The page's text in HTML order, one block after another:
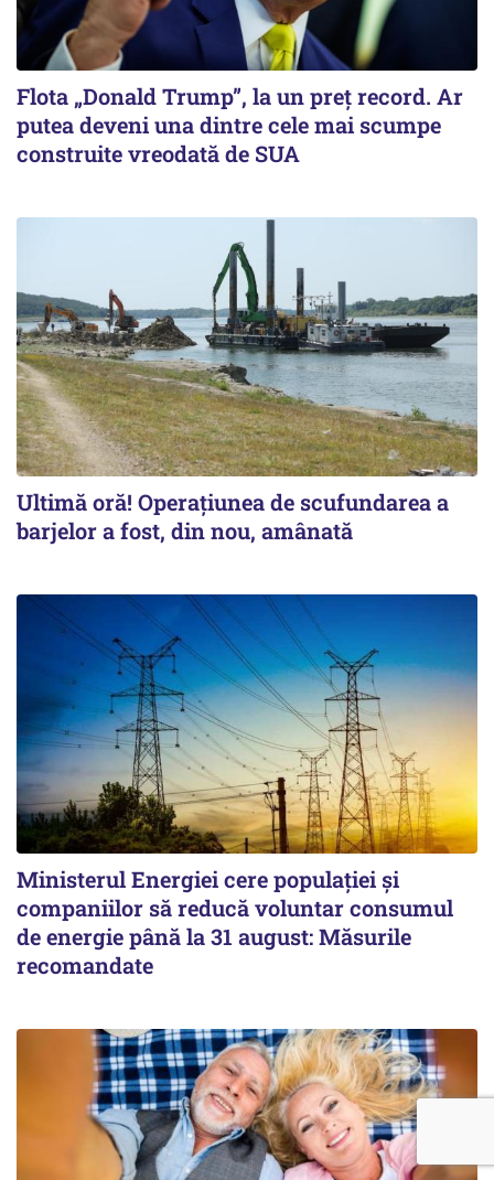
Flota „Donald Trump”, la un preț record. Ar
putea deveni una dintre cele mai scumpe
construite vreodată de SUA
Ultimă oră! Operațiunea de scufundarea a
barjelor a fost, din nou, amânată
Ministerul Energiei cere populației și
companiilor să reducă voluntar consumul
de energie până la 31 august: Măsurile
recomandate